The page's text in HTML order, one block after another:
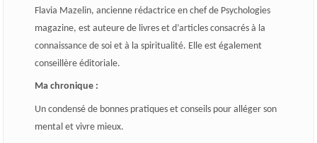
Flavia Mazelin, ancienne rédactrice en chef de Psychologies
magazine, est auteure de livres et d’articles consacrés à la
connaissance de soi et à la spiritualité. Elle est également
conseillère éditoriale.
Ma chronique :
Un condensé de bonnes pratiques et conseils pour alléger son
mental et vivre mieux.